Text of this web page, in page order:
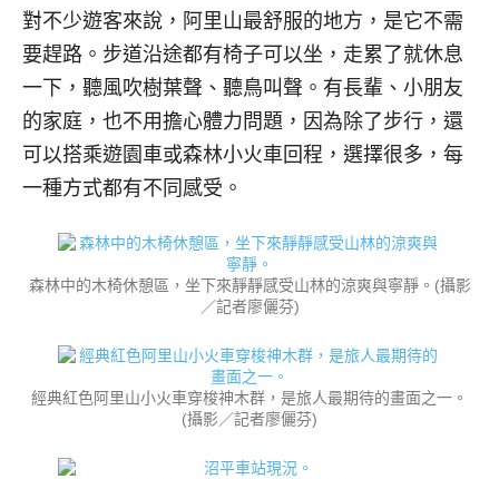
對不少遊客來說，阿里山最舒服的地方，是它不需
要趕路。步道沿途都有椅子可以坐，走累了就休息
一下，聽風吹樹葉聲、聽鳥叫聲。有長輩、小朋友
的家庭，也不用擔心體力問題，因為除了步行，還
可以搭乘遊園車或森林小火車回程，選擇很多，每
一種方式都有不同感受。
森林中的木椅休憩區，坐下來靜靜感受山林的涼爽與寧靜。(攝影
／記者廖儷芬)
經典紅色阿里山小火車穿梭神木群，是旅人最期待的畫面之一。
(攝影／記者廖儷芬)